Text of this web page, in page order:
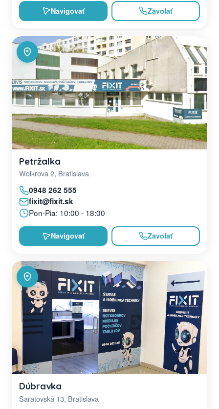
Navigovať Zavolať
Petržalka
Wolkrova 2, Bratislava
0948 262 555
fixit@fixit.sk
Pon-Pia: 10:00 - 18:00
Navigovať Zavolať
Dúbravka
Saratovská 13, Bratislava